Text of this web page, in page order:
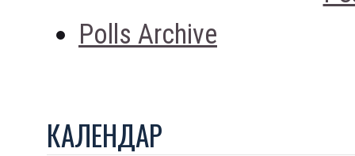
Polls Archive
КАЛЕНДАР